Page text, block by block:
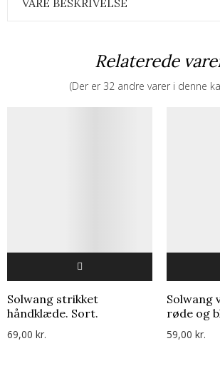
VARE BESKRIVELSE
Relaterede
(Der er 32 andre varer i denne
Solwang strikket
håndklæde. Sort.
69,00 kr.
Solwang
røde og
59,00 kr.